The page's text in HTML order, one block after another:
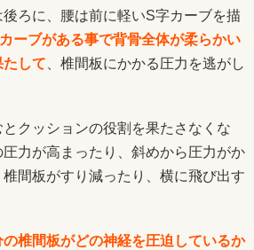
ろに、腰は前に軽いS字カーブを描
ーブがある事で背骨全体が柔らかい
して 、椎間板にかかる圧力を逃がし
クッションの役割を果たさなくな
力が高まったり、斜めから圧力がか
間板がすり減ったり、横に飛び出す
の椎間板がどの神経を圧迫しているか